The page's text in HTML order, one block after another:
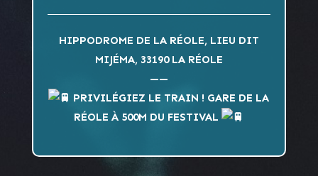
HIPPODROME DE LA RÉOLE, LIEU DIT
MIJÉMA, 33190 LA RÉOLE
——
PRIVILÉGIEZ LE TRAIN ! GARE DE LA
RÉOLE À 500M DU FESTIVAL